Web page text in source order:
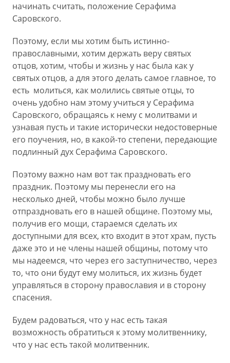
начинать считать, положение Серафима
Саровского.
Поэтому, если мы хотим быть истинно-
православными, хотим держать веру святых
отцов, хотим, чтобы и жизнь у нас была как у
святых отцов, а для этого делать самое главное, то
есть молиться, как молились святые отцы, то
очень удобно нам этому учиться у Серафима
Саровского, обращаясь к нему с молитвами и
узнавая пусть и такие исторически недостоверные
его поучения, но, в какой-то степени, передающие
подлинный дух Серафима Саровского.
Поэтому важно нам вот так праздновать его
праздник. Поэтому мы перенесли его на
несколько дней, чтобы можно было лучше
отпраздновать его в нашей общине. Поэтому мы,
получив его мощи, стараемся сделать их
доступными для всех, кто входит в этот храм, пусть
даже это и не члены нашей общины, потому что
мы надеемся, что через его заступничество, через
то, что они будут ему молиться, их жизнь будет
управляться в сторону православия и в сторону
спасения.
Будем радоваться, что у нас есть такая
возможность обратиться к этому молитвеннику,
что у нас есть такой молитвенник.